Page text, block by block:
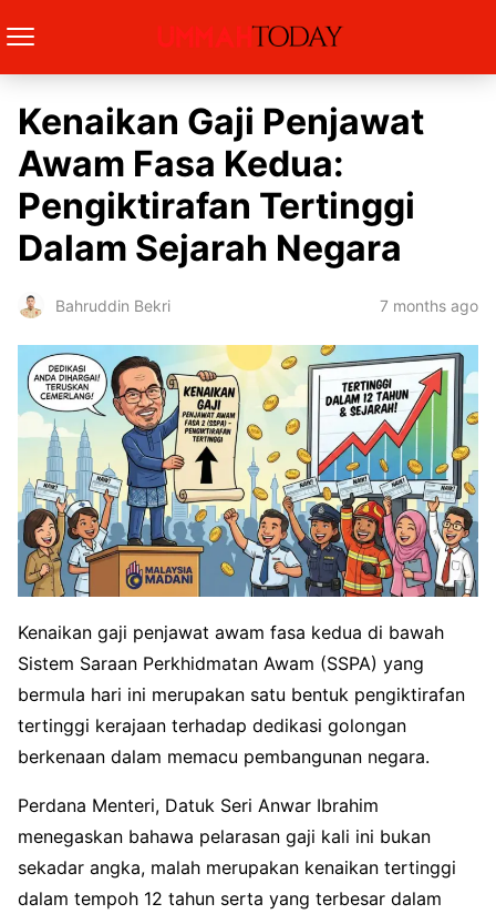
Kenaikan Gaji Penjawat
Awam Fasa Kedua:
Pengiktirafan Tertinggi
Dalam Sejarah Negara
Bahruddin Bekri 7 months ago
Kenaikan gaji penjawat awam fasa kedua di bawah
Sistem Saraan Perkhidmatan Awam (SSPA) yang
bermula hari ini merupakan satu bentuk pengiktirafan
tertinggi kerajaan terhadap dedikasi golongan
berkenaan dalam memacu pembangunan negara.
Perdana Menteri, Datuk Seri Anwar Ibrahim
menegaskan bahawa pelarasan gaji kali ini bukan
sekadar angka, malah merupakan kenaikan tertinggi
dalam tempoh 12 tahun serta yang terbesar dalam